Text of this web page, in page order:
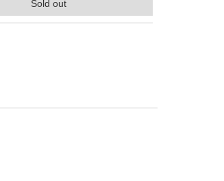
Sold out